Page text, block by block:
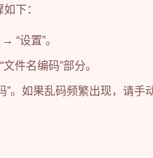
下：
“设置”。
件名编码”部分。
。如果乱码频繁出现，请手